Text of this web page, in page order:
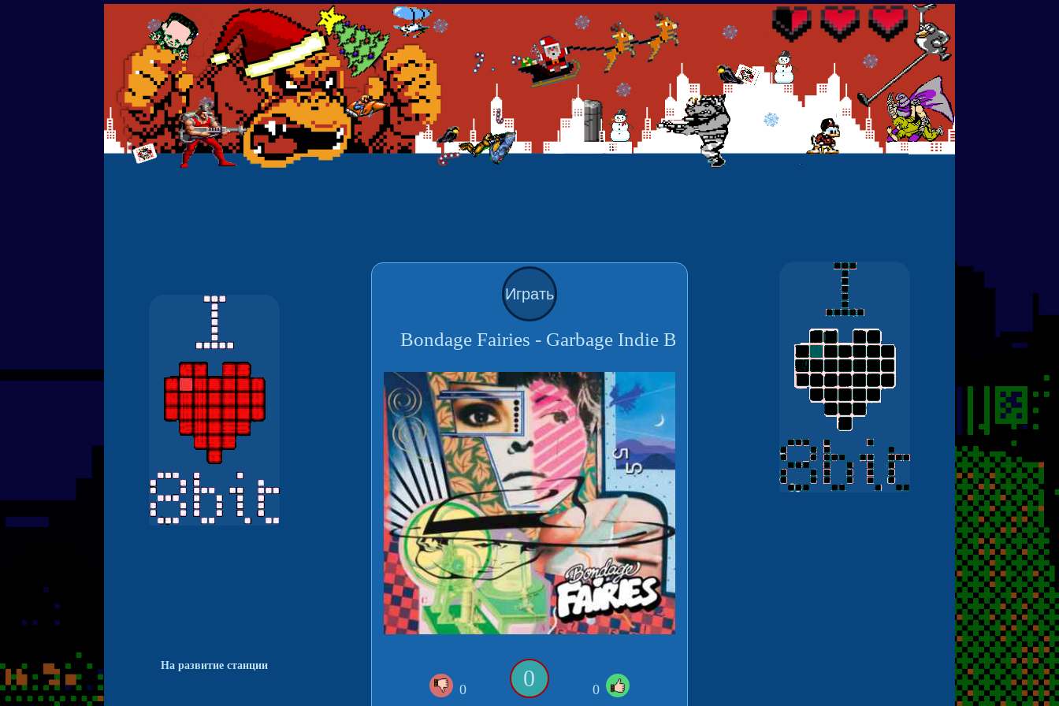
На развитие станции
Играть
Bondage Fairies - Garbage Indie Bands
0 0 0